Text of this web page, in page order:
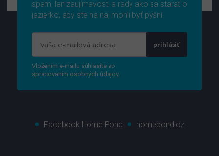
spam, len zaujímavosti a rady ako sa starať o
jazierko, aby ste na naj mohli byť pyšní.
prihlásiť
Vložením e-mailu súhlasíte so
spracovaním osobných údajov
Facebook Home Pond homepond.cz